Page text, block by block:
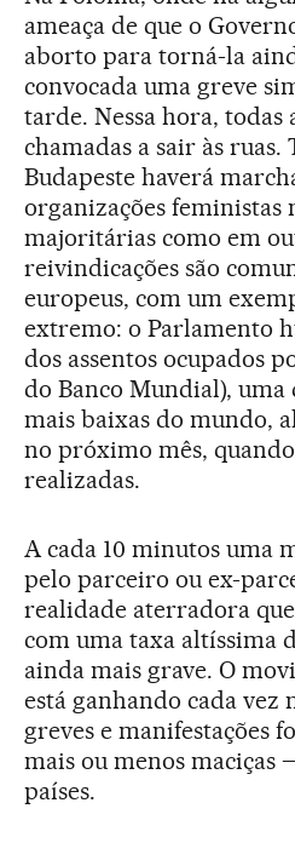
ameaça de que o
aborto para torná-la
convocada uma greve
tarde. Nessa hora, todas
chamadas a sair às ruas.
Budapeste haverá
organizações feministas
majoritárias como em
reivindicações são
europeus, com um
extremo: o Parlamento
dos assentos ocupados
do Banco Mundial), uma
mais baixas do mundo,
no próximo mês,
realizadas.
A cada 10 minutos uma
pelo parceiro ou ex-
realidade aterradora
com uma taxa altíssima
ainda mais grave. O
está ganhando cada vez
greves e manifestações
mais ou menos maciças
países.